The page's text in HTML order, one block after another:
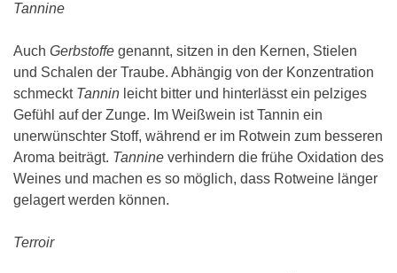
Tannine
Auch Gerbstoffe genannt, sitzen in den Kernen, Stielen
und Schalen der Traube. Abhängig von der Konzentration
schmeckt Tannin leicht bitter und hinterlässt ein pelziges
Gefühl auf der Zunge. Im Weißwein ist Tannin ein
unerwünschter Stoff, während er im Rotwein zum besseren
Aroma beiträgt. Tannine verhindern die frühe Oxidation des
Weines und machen es so möglich, dass Rotweine länger
gelagert werden können.
Terroir